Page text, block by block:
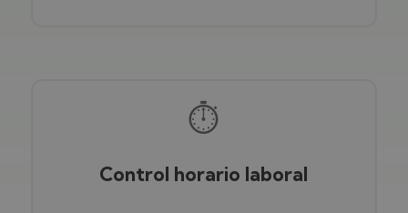
⏱️
Control horario laboral